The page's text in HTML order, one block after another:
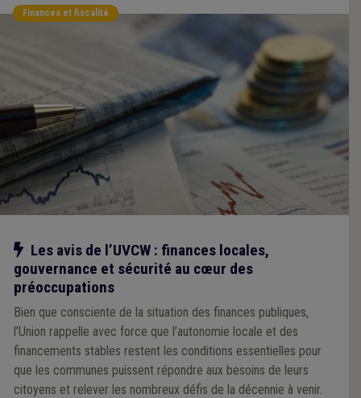
Finances et fiscalité
Notre action
Les avis de l’UVCW : finances locales,
gouvernance et sécurité au cœur des
préoccupations
Bien que consciente de la situation des finances publiques,
l’Union rappelle avec force que l’autonomie locale et des
financements stables restent les conditions essentielles pour
que les communes puissent répondre aux besoins de leurs
citoyens et relever les nombreux défis de la décennie à venir.